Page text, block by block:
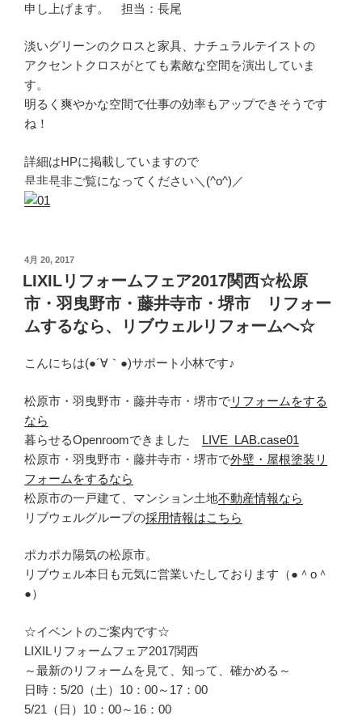
申し上げます。 担当：長尾
淡いグリーンのクロスと家具、ナチュラルテイストの
アクセントクロスがとても素敵な空間を演出していま
す。
明るく爽やかな空間で仕事の効率もアップできそうです
ね！
詳細はHPに掲載していますので
是非是非ご覧になってください＼(^o^)／
投
稿
日:
4月 20, 2017
LIXILリフォームフェア2017関西☆松原
市・羽曳野市・藤井寺市・堺市 リフォー
ムするなら、リブウェルリフォームへ☆
こんにちは(●´∀｀●)サポート小林です♪
松原市・羽曳野市・藤井寺市・堺市でリフォームをする
なら
暮らせるOpenroomできました LIVE_LAB.case01
松原市・羽曳野市・藤井寺市・堺市で外壁・屋根塗装リ
フォームをするなら
松原市の一戸建て、マンション土地不動産情報なら
リブウェルグループの採用情報はこちら
ポカポカ陽気の松原市。
リブウェル本日も元気に営業いたしております（●＾o＾
●）
☆イベントのご案内です☆
LIXILリフォームフェア2017関西
～最新のリフォームを見て、知って、確かめる～
日時：5/20（土）10：00～17：00
5/21（日）10：00～16：00